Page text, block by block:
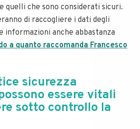
quelli che sono considerati sicuri.
di raccogliere i dati degli
informazioni anche abbastanza
a quanto raccomanda Francesco
sicurezza
essere vitali
sotto controllo la